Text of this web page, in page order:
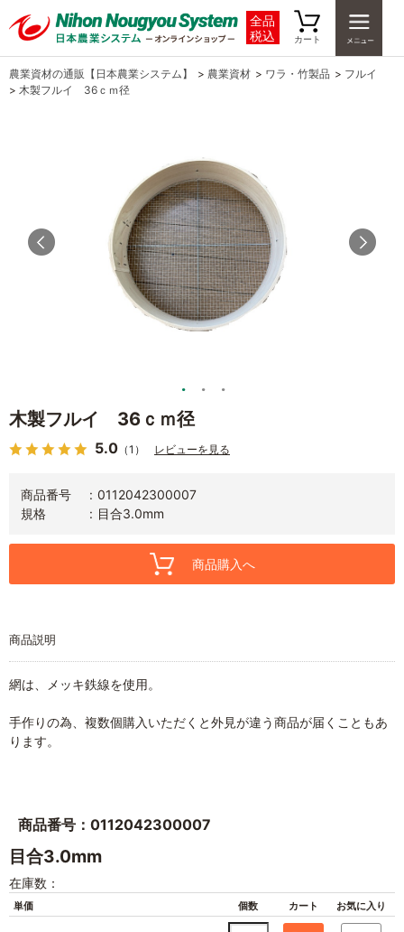
全品
税込
カート
農業資材の通販【日本農業システム】 > 農業資材 > ワラ・竹製品 > フルイ
> 木製フルイ 36ｃｍ径
木製フルイ 36ｃｍ径
5.0 （1） レビューを見る
商品番号
0112042300007
規格
目合3.0mm
商品購入へ
商品説明
網は、メッキ鉄線を使用。
手作りの為、複数個購入いただくと外見が違う商品が届くこともあ
ります。
商品番号：0112042300007
目合3.0mm
在庫数：
単価 個数 カート お気に入り